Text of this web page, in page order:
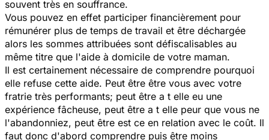
souvent très en souffrance.
Vous pouvez en effet participer financièrement pour
rémunérer plus de temps de travail et être déchargée
alors les sommes attribuées sont défiscalisables au
même titre que l'aide à domicile de votre maman.
Il est certainement nécessaire de comprendre pourquoi
elle refuse cette aide. Peut être être vous avec votre
fratrie très performants; peut être a t elle eu une
expérience fâcheuse, peut être a t elle peur que vous ne
l'abandonniez, peut être est ce en relation avec le coût. Il
faut donc d'abord comprendre puis être moins